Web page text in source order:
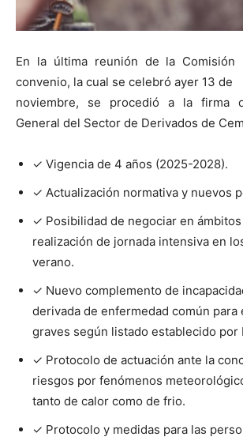
En la última reunión de la Comisión
convenio, la cual se celebró ayer 13 de
noviembre, se procedió a la firma
General del Sector de Derivados de
✓ Vigencia de 4 años (2025-2028).
✓ Actualización normativa y nuevos
✓ Posibilidad de negociar en
realización de jornada intensiva en
verano.
✓ Nuevo complemento de
derivada de enfermedad común para
graves según listado establecido por
✓ Protocolo de actuación ante la
riesgos por fenómenos
tanto de calor como de frio.
✓ Protocolo y medidas para las